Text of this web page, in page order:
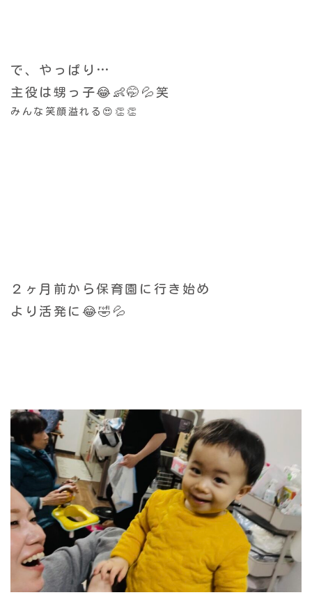
で、やっぱり…
主役は甥っ子😂👶🤭💦笑
みんな笑顔溢れる😍👏👏
２ヶ月前から保育園に 行き始め
より活発に😂🤣💦